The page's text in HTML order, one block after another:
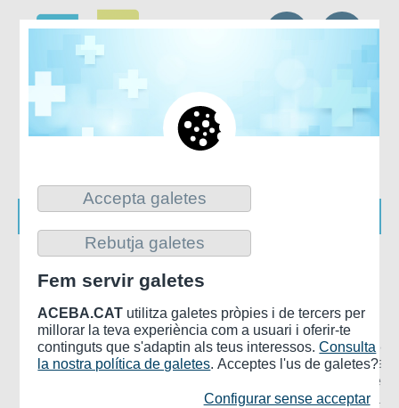
CA ES
Eixos estratègics RSC
La RSC ha representat un canvi de paradigma en la
gestió i desenvolupament de les EBAs. La responsabilitat
social s’ha integrat en la cultura empresarial i les línies
estratègiques de les nostres entitats de salut, formant part
Accepta galetes
Rebutja galetes
Fem servir galetes
ACEBA.CAT utilitza galetes pròpies i de tercers per
millorar la teva experiència com a usuari i oferir-te
continguts que s'adaptin als teus interessos.Consulta
la nostra política de galetes. Acceptes l'us de galetes?
Configurar sense acceptar